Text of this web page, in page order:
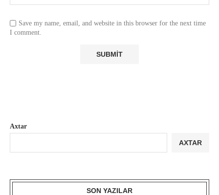
Save my name, email, and website in this browser for the next time
I comment.
Axtar
AXTAR
SON YAZILAR